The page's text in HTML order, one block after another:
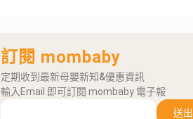
訂閱 mombaby
定期收到最新母嬰新知&優惠資訊
輸入Email 即可訂閱 mombaby 電子報
送出